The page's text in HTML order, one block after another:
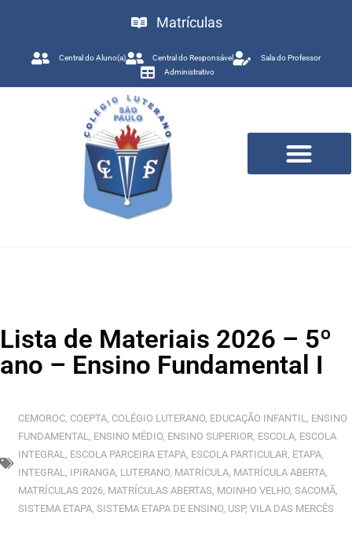
Matrículas
Central do Aluno(a) Central do Responsável
Sala do Professor
Administrativo
Lista de Materiais 2026 – 5º
ano – Ensino Fundamental I
CEMOROC COEPTA COLÉGIO LUTERANO EDUCAÇÃO INFANTIL
ENSINO
FUNDAMENTAL
ENSINO MÉDIO ENSINO SUPERIOR ESCOLA ESCOLA
INTEGRAL
ESCOLA PARCEIRA ETAPA ESCOLA PARTICULAR ETAPA
INTEGRAL
IPIRANGA LUTERANO MATRÍCULA MATRÍCULA ABERTA
MATRÍCULAS 2026 MATRÍCULAS ABERTAS MOINHO VELHO SACOMÃ
SISTEMA ETAPA SISTEMA ETAPA DE ENSINO USP, VILA DAS MERCÊS